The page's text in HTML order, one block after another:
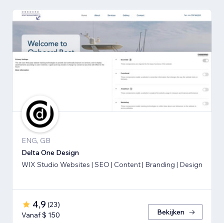
ENG, GB
Delta One Design
WIX Studio Websites | SEO | Content | Branding | Design
4,9 (23)
Vanaf $ 150
Bekijken